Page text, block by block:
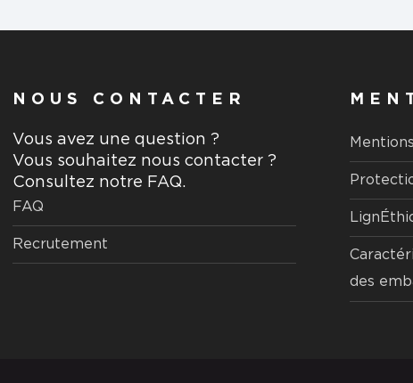
NOUS CONTACTER
Vous avez une question ?
Vous souhaitez nous contacter ?
Consultez notre FAQ.
FAQ
Recrutement
des